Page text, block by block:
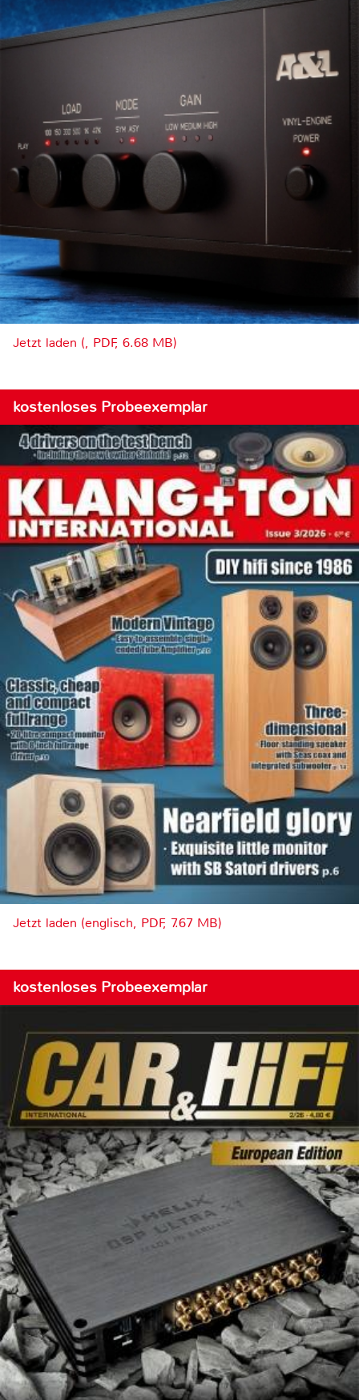
Jetzt laden (, PDF, 6.68 MB)
kostenloses Probeexemplar
Jetzt laden (englisch, PDF, 7.67 MB)
kostenloses Probeexemplar